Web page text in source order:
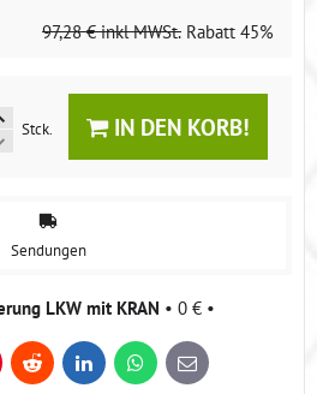
97,28 € inkl MWSt. Rabatt 45%
Stck. IN DEN KORB!
Sendungen
LKW mit KRAN • 0 € •
Reddit LinkedInWhatsApp
E-
mail